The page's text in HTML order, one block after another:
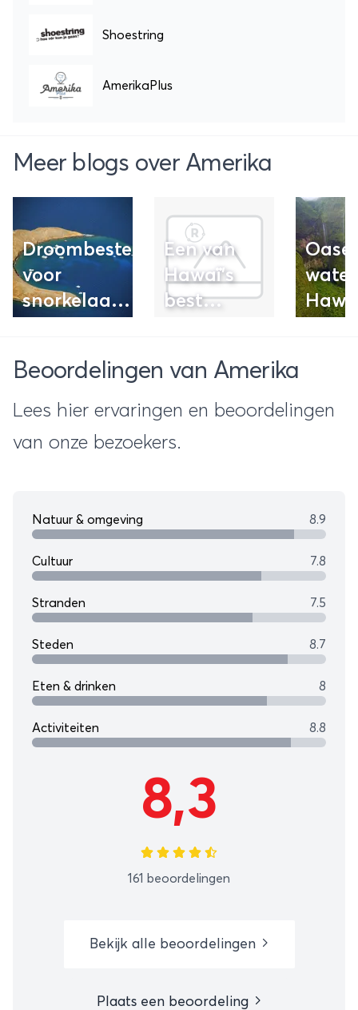
Shoestring
AmerikaPlus
Meer blogs over Amerika
Droombestemming
voor
snorkelaars:
Een van
Hawaï's
best
Lanai
Oase
Beoordelingen van Amerika
Lees hier ervaringen en beoordelingen
van onze bezoekers.
Natuur & omgeving 8.9
Cultuur 7.8
Stranden 7.5
Steden 8.7
Eten & drinken 8
Activiteiten 8.8
8,3
161 beoordelingen
Bekijk alle beoordelingen
Plaats een beoordeling